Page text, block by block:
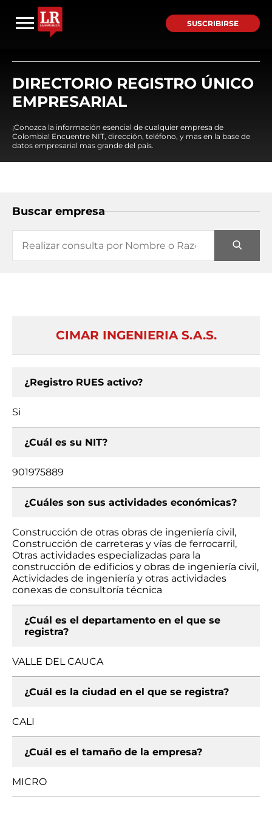
SUSCRIBIRSE
DIRECTORIO REGISTRO ÚNICO
EMPRESARIAL
¡Conozca la información esencial de cualquier empresa de
Colombia! Encuentre NIT, dirección, teléfono, y mas en la base de
datos empresarial mas grande del país.
Buscar empresa
CIMAR INGENIERIA S.A.S.
¿Registro RUES activo?
Si
¿Cuál es su NIT?
901975889
¿Cuáles son sus actividades económicas?
Construcción de otras obras de ingeniería civil,
Construcción de carreteras y vías de ferrocarril,
Otras actividades especializadas para la
construcción de edificios y obras de ingeniería civil,
Actividades de ingeniería y otras actividades
conexas de consultoría técnica
¿Cuál es el departamento en el que se
registra?
VALLE DEL CAUCA
¿Cuál es la ciudad en el que se registra?
CALI
¿Cuál es el tamaño de la empresa?
MICRO